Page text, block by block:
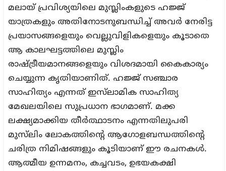
മലായ് പ്രവിശ്യയിലെ മുസ്ലിംകളുടെ ഹജ്ജ്
യാത്രകളും അതിനോടനുബന്ധിച്ച് അവർ നേരിട്ട
പ്രയാസങ്ങളെയും വെല്ലുവിളികളെയും കൂടാതെ
ആ കാലഘട്ടത്തിലെ മുസ്ലിം
രാഷ്ട്രീയമാനങ്ങളെയും വിശദമായി കൈകാര്യം
ചെയ്യുന്ന കൃതിയാണിത്. ഹജ്ജ് സഞ്ചാര
സാഹിത്യം എന്നത് ഇസ്‌ലാമിക സാഹിത്യ
മേഖലയിലെ സുപ്രധാന ഭാഗമാണ്. മക്ക
ലക്ഷ്യമാക്കിയ തീർത്ഥാടനം എന്നതിലുപരി
മുസ്‌ലിം ലോകത്തിന്റെ ആഗോളബന്ധത്തിന്റെ
ചരിത്ര നിമിഷങ്ങളും കൂടിയാണ് ഈ രചനകൾ.
ആത്മീയ ഉന്നമനം, കച്ചവടം, ഉഭയകക്ഷി